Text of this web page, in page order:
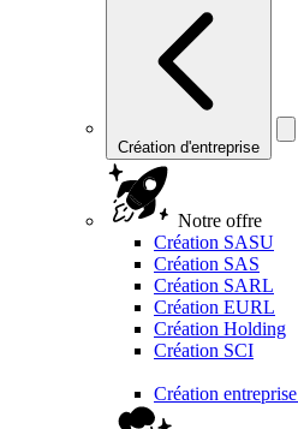
Création d'entreprise
Notre offre
Création SASU
Création SAS
Création SARL
Création EURL
Création Holding
Création SCI
Création entreprise